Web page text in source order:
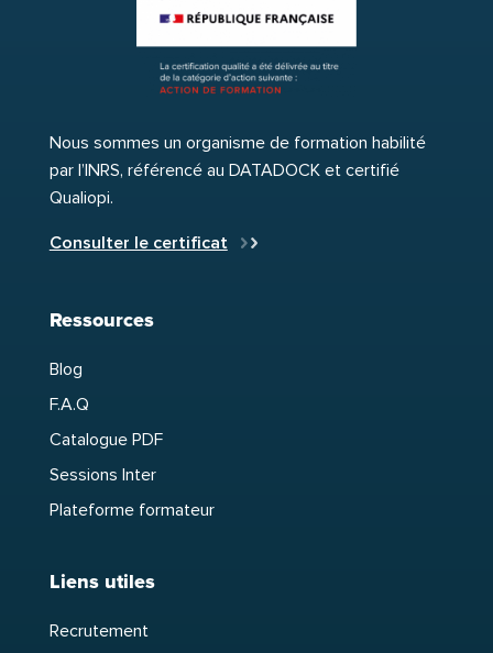
Nous sommes un organisme de formation habilité
par l’INRS, référencé au DATADOCK et certifié
Qualiopi.
Consulter le certificat
Ressources
Blog
F.A.Q
Catalogue PDF
Sessions Inter
Plateforme formateur
Liens utiles
Recrutement